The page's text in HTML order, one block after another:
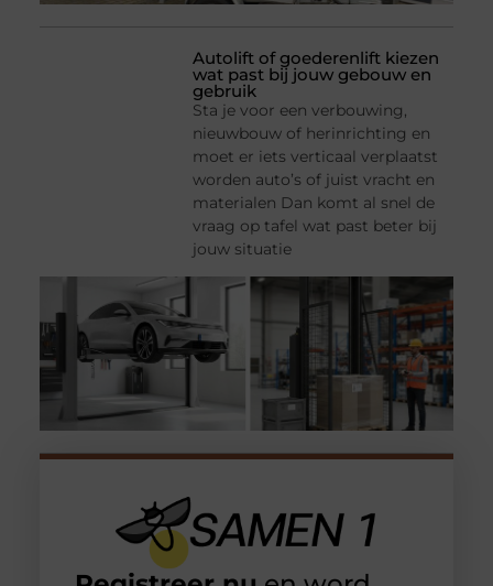
Autolift of goederenlift kiezen
wat past bij jouw gebouw en
gebruik
Sta je voor een verbouwing,
nieuwbouw of herinrichting en
moet er iets verticaal verplaatst
worden auto’s of juist vracht en
materialen Dan komt al snel de
vraag op tafel wat past beter bij
jouw situatie